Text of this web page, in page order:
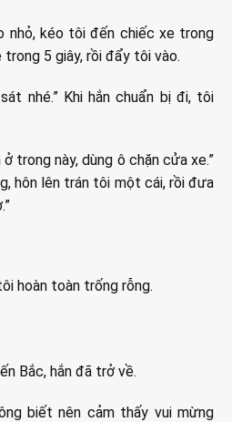
nhỏ, kéo tôi đến chiếc xe trong
5 giây, rồi đẩy tôi vào.
nhé.” Khi hắn chuẩn bị đi, tôi
trong này, dùng ô chặn cửa xe.”
hôn lên trán tôi một cái, rồi đưa
hoàn toàn trống rỗng.
Bắc, hắn đã trở về.
biết nên cảm thấy vui mừng